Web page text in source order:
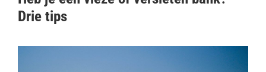
Drie tips